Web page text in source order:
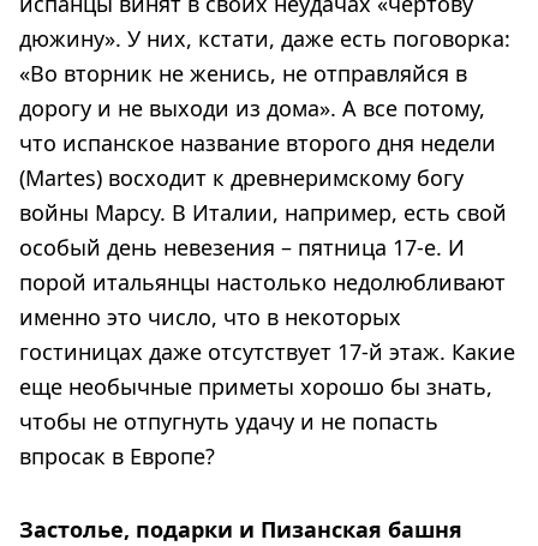
дюжину». У них, кстати, даже есть поговорка:
«Во вторник не женись, не отправляйся в
дорогу и не выходи из дома». А все потому,
что испанское название второго дня недели
(Martes) восходит к древнеримскому богу
войны Марсу. В Италии, например, есть свой
особый день невезения – пятница 17-е. И
порой итальянцы настолько недолюбливают
именно это число, что в некоторых
гостиницах даже отсутствует 17-й этаж. Какие
еще необычные приметы хорошо бы знать,
чтобы не отпугнуть удачу и не попасть
впросак в Европе?
Застолье, подарки и Пизанская башня